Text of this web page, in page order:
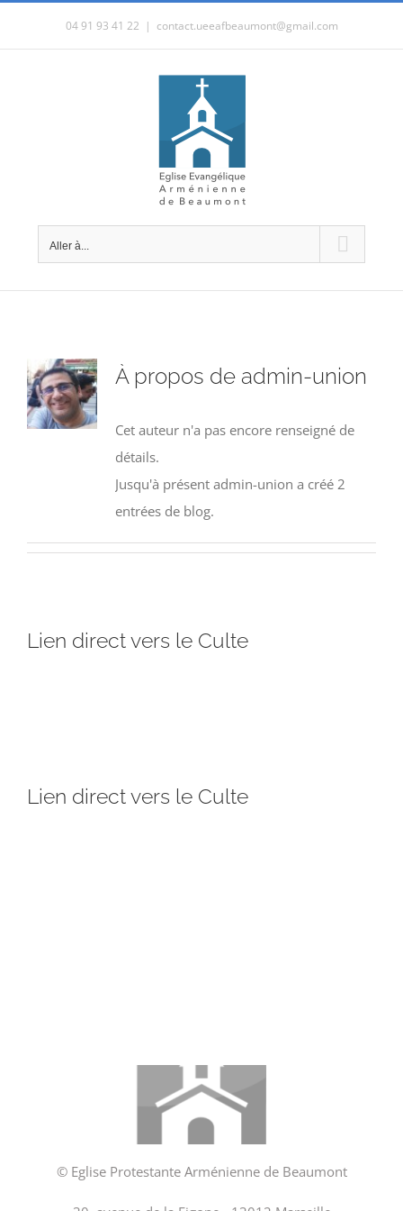
04 91 93 41 22 | contact.ueeafbeaumont@gmail.com
Aller à...
À propos de admin-union
Cet auteur n'a pas encore renseigné de
détails.
Jusqu'à présent admin-union a créé 2
entrées de blog.
Lien direct vers le Culte
Lien direct vers le Culte
© Eglise Protestante Arménienne de Beaumont